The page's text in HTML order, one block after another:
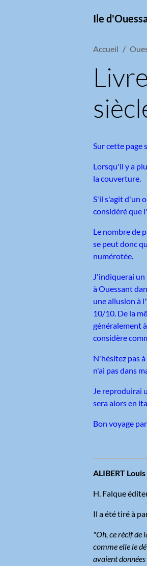
Ile
Accueil
Sur cette page
Lorsqu'il y a
la couverture.
S'il s'agit d'un
considéré que
Le nombre de
se peut donc
numérotée.
J'indiquerai un
à Ouessant
une allusion à
10/10. De la
généralement
considère
N'hésitez pas
n'ai pas dans
Je reproduirai
sera alors en
Bon voyage
ALIBERT Louis
H. Falque
Il a été tiré à
"Oh, ce récif de
comme elle le
avaient